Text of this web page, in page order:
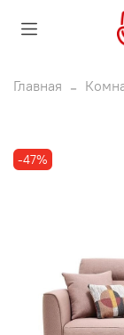
Главная
-47%